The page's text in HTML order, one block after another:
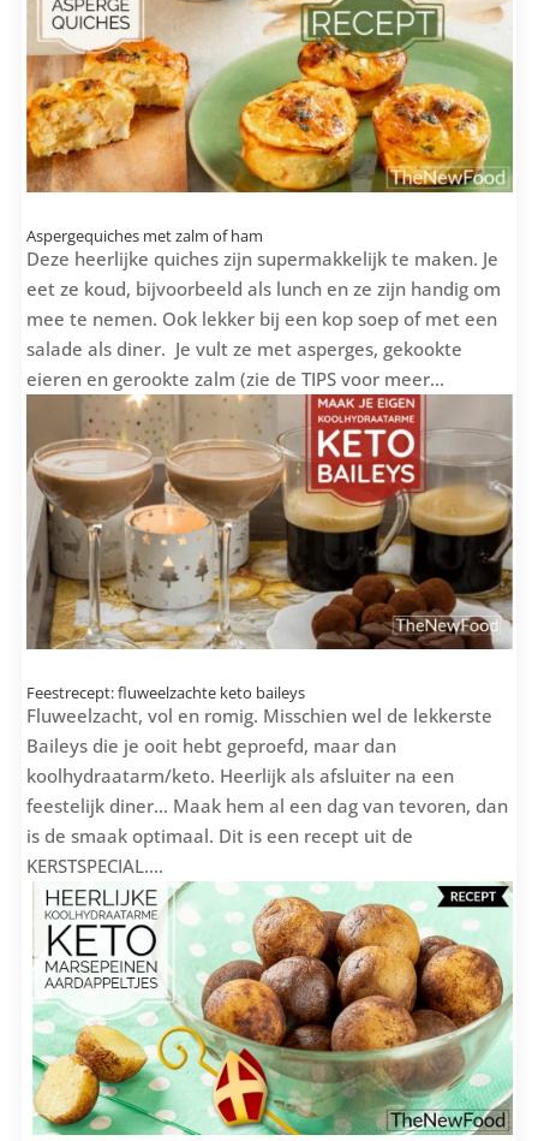
Aspergequiches met zalm of ham
Deze heerlijke quiches zijn supermakkelijk te maken. Je
eet ze koud, bijvoorbeeld als lunch en ze zijn handig om
mee te nemen. Ook lekker bij een kop soep of met een
salade als diner. Je vult ze met asperges, gekookte
eieren en gerookte zalm (zie de TIPS voor meer...
Feestrecept: fluweelzachte keto baileys
Fluweelzacht, vol en romig. Misschien wel de lekkerste
Baileys die je ooit hebt geproefd, maar dan
koolhydraatarm/keto. Heerlijk als afsluiter na een
feestelijk diner... Maak hem al een dag van tevoren, dan
is de smaak optimaal. Dit is een recept uit de
KERSTSPECIAL....